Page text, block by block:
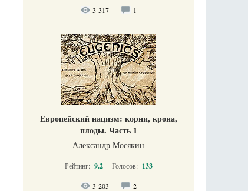
3 317 1
Европейский нацизм: корни, крона,
плоды. Часть 1
Александр Мосякин
Рейтинг: 9.2 Голосов: 133
3 203 2